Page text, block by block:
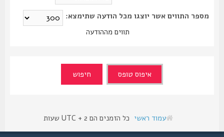
מספר התווים אשר יוצגו מכל הודעה שתימצא:
תווים מההודעה
עמוד ראשי כל הזמנים הם UTC + 2 שעות